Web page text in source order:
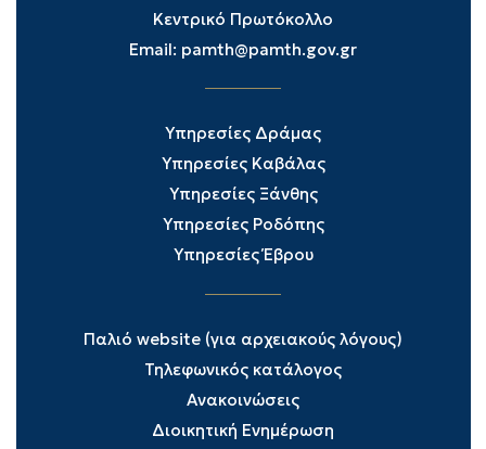
Κεντρικό Πρωτόκολλο
Email: pamth@pamth.gov.gr
Υπηρεσίες Δράμας
Υπηρεσίες Καβάλας
Υπηρεσίες Ξάνθης
Υπηρεσίες Ροδόπης
Υπηρεσίες Έβρου
Παλιό website (για αρχειακούς λόγους)
Τηλεφωνικός κατάλογος
Ανακοινώσεις
Διοικητική Ενημέρωση